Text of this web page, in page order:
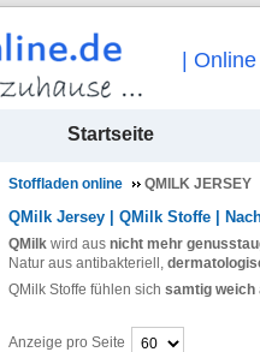
| Online
Startseite
Stoffladen online QMILK JERSEY
QMilk Jersey | QMilk Stoffe |
QMilk wird aus nicht mehr
Natur aus antibakteriell,
QMilk Stoffe fühlen sich samtig weich
Anzeige pro Seite